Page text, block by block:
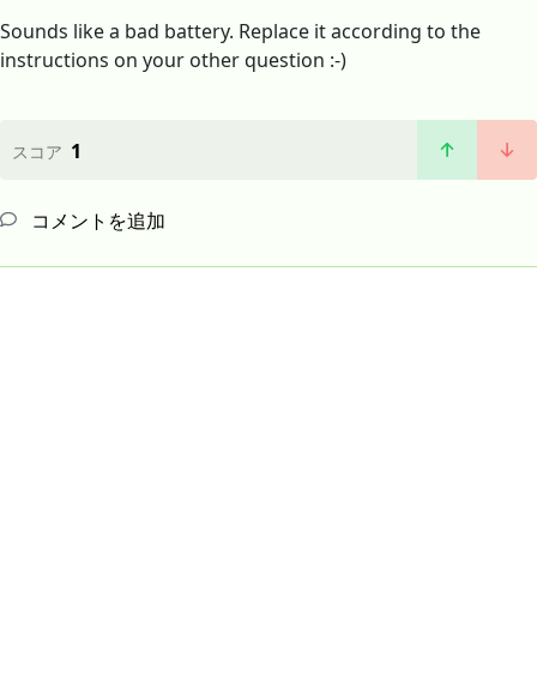
Sounds like a bad battery. Replace it according to the
instructions on your other question :-)
スコア 1
コメントを追加